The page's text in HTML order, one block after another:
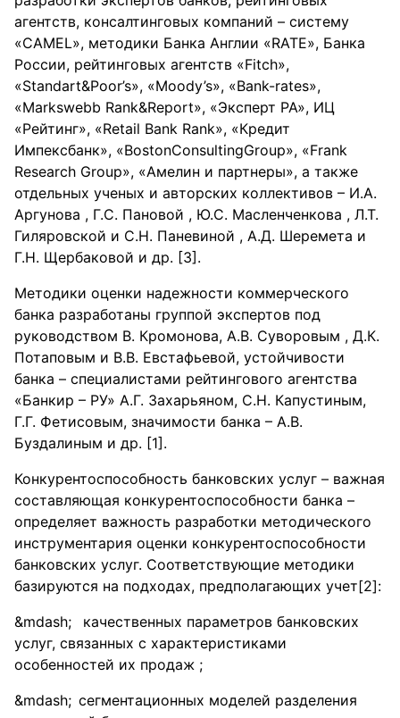
агентств, консалтинговых компаний – систему
«CAMEL», методики Банка Англии «RATE», Банка
России, рейтинговых агентств «Fitch»,
«Standart&Poor’s», «Moody’s», «Bank-rates»,
«Markswebb Rank&Report», «Эксперт РА», ИЦ
«Рейтинг», «Retail Bank Rank», «Кредит
Импексбанк», «ВostonConsultingGroup», «Frank
Research Group», «Амелин и партнеры», а также
отдельных ученых и авторских коллективов – И.А.
Аргунова , Г.С. Пановой , Ю.С. Масленченкова , Л.Т.
Гиляровской и С.Н. Паневиной , А.Д. Шеремета и
Г.Н. Щербаковой и др. [3].
Методики оценки надежности коммерческого
банка разработаны группой экспертов под
руководством В. Кромонова, А.В. Суворовым , Д.К.
Потаповым и В.В. Евстафьевой, устойчивости
банка – специалистами рейтингового агентства
«Банкир – РУ» А.Г. Захарьяном, С.Н. Капустиным,
Г.Г. Фетисовым, значимости банка – А.В.
Буздалиным и др. [1].
Конкурентоспособность банковских услуг – важная
составляющая конкурентоспособности банка –
определяет важность разработки методического
инструментария оценки конкурентоспособности
банковских услуг. Соответствующие методики
базируются на подходах, предполагающих учет[2]:
качественных параметров банковских
услуг, связанных с характеристиками
особенностей их продаж ;
сегментационных моделей разделения